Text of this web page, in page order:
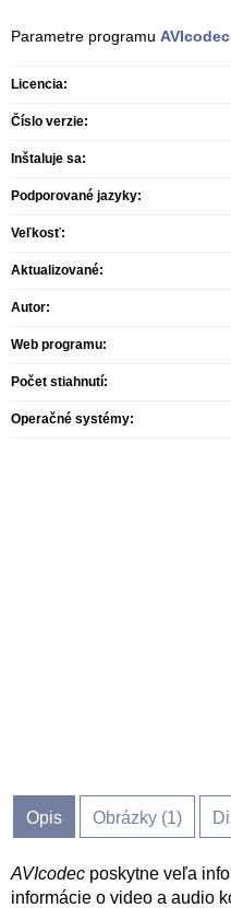
Parametre programu AVIcodec
Licencia:
Číslo verzie:
Inštaluje sa:
Podporované jazyky:
Veľkosť:
Aktualizované:
Autor:
Web programu:
Počet stiahnutí:
Operačné systémy:
Opis Obrázky (1)
AVIcodec poskytne veľa
informácie o video a audio